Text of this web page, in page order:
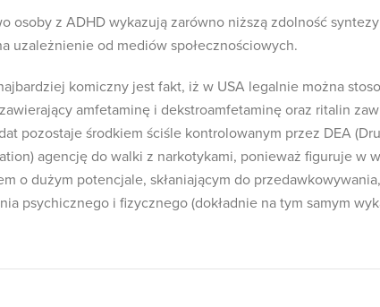
osoby z ADHD wykazują zarówno niższą zdolność
uzależnienie od mediów społecznościowych.
komiczny jest fakt, iż w USA legalnie można
amfetaminę i dekstroamfetaminę oraz ritalin
pozostaje środkiem ściśle kontrolowanym przez DEA
agencję do walki z narkotykami, ponieważ figuruje w
o dużym potencjale, skłaniającym do
psychicznego i fizycznego (dokładnie na tym samym